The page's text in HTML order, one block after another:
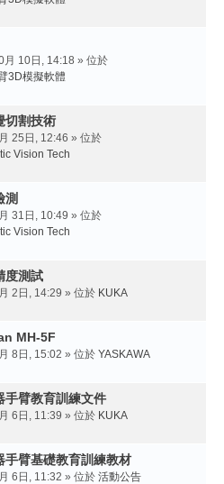
月 10日, 14:18 » 位於
3D模擬軟體
切割技術
25日, 12:46 » 位於
Vision Tech
測
31日, 10:49 » 位於
Vision Tech
度測試
2日, 14:29 » 位於 KUKA
MH-5F
8日, 15:02 » 位於 YASKAWA
手臂教育訓練文件
6日, 11:39 » 位於 KUKA
手臂基礎教育訓練教材
6日, 11:32 » 位於 活動公告